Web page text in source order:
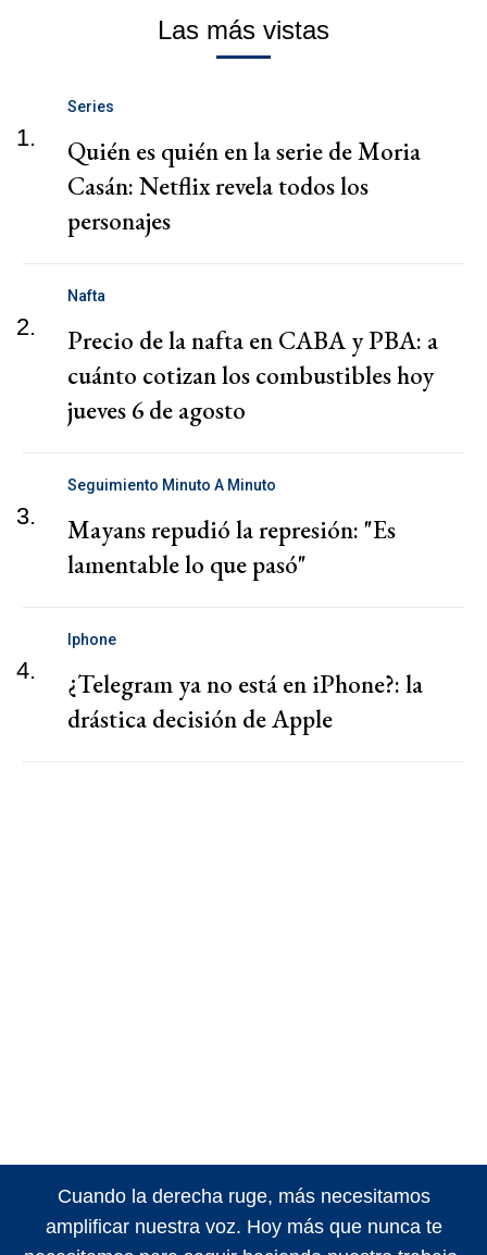
Las más vistas
1.
Series
Quién es quién en la serie de Moria
Casán: Netflix revela todos los
personajes
2.
Nafta
Precio de la nafta en CABA y PBA: a
cuánto cotizan los combustibles hoy
jueves 6 de agosto
3.
Seguimiento Minuto A Minuto
Mayans repudió la represión: "Es
lamentable lo que pasó"
4.
Iphone
¿Telegram ya no está en iPhone?: la
drástica decisión de Apple
Cuando la derecha ruge, más necesitamos
amplificar nuestra voz. Hoy más que nunca te